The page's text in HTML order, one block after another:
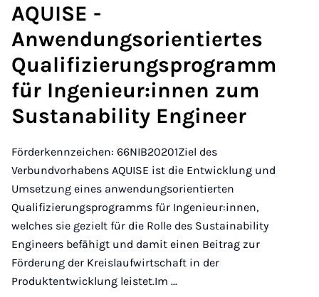
AQUISE -
Anwendungsorientiertes
Qualifizierungsprogramm
für Ingenieur:innen zum
Sustanability Engineer
Förderkennzeichen: 66NIB20201Ziel des
Verbundvorhabens AQUISE ist die Entwicklung und
Umsetzung eines anwendungsorientierten
Qualifizierungsprogramms für Ingenieur:innen,
welches sie gezielt für die Rolle des Sustainability
Engineers befähigt und damit einen Beitrag zur
Förderung der Kreislaufwirtschaft in der
Produktentwicklung leistet.Im ...